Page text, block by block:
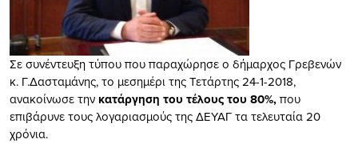
Σε συνέντευξη τύπου που παραχώρησε ο δήμαρχος Γρεβενών
κ. Γ.Δασταμάνης, το μεσημέρι της Τετάρτης 24-1-2018,
ανακοίνωσε την κατάργηση του τέλους του 80%,που
επιβάρυνε τους λογαριασμούς της ΔΕΥΑΓ τα τελευταία 20
χρόνια.